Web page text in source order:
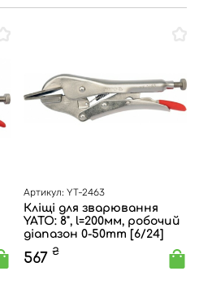
Артикул: YT-2463
Кліщі для зварювання
YATO: 8", l=200мм, робочий
діапазон 0-50mm [6/24]
567 ₴